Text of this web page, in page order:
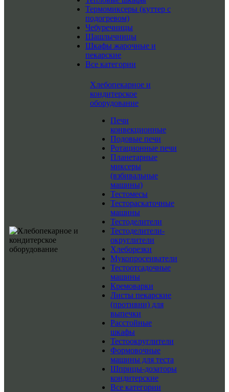
Термомиксеры (куттер с
подогревом)
Чебуречницы
Шашлычницы
Шкафы жарочные и
пекарские
Все категории
Хлебопекарное и
кондитерское
оборудование
Печи
конвекционные
Подовые печи
Ротационные печи
Планетарные
миксеры
(взбивальные
машины)
Тестомесы
Тестораскаточные
машины
Тестоделители
Тестоделители-
округлители
Хлеборезки
Мукопросеиватели
Тестоотсадочные
машины
Кремоварки
Листы пекарские
(противни) для
выпечки
Расстойные
шкафы
Тестоокруглители
Формовочные
машины для теста
Шприцы-дозаторы
кондитерские
Все категории